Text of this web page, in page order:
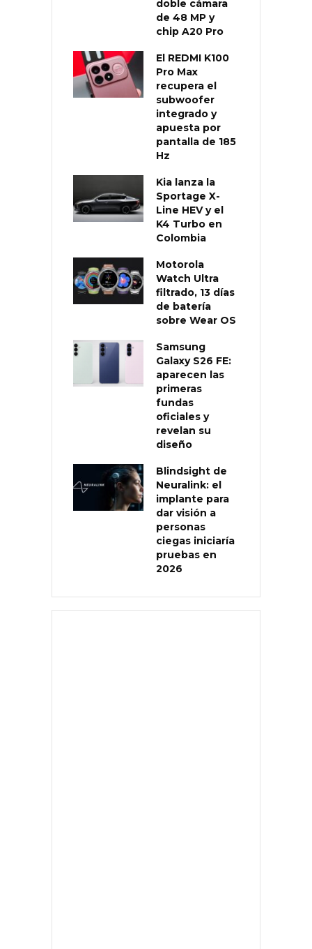
doble cámara
de 48 MP y
chip A20 Pro
El REDMI K100
Pro Max
recupera el
subwoofer
integrado y
apuesta por
pantalla de 185
Hz
Kia lanza la
Sportage X-
Line HEV y el
K4 Turbo en
Colombia
Motorola
Watch Ultra
filtrado, 13 días
de batería
sobre Wear OS
Samsung
Galaxy S26 FE:
aparecen las
primeras
fundas
oficiales y
revelan su
diseño
Blindsight de
Neuralink: el
implante para
dar visión a
personas
ciegas iniciaría
pruebas en
2026